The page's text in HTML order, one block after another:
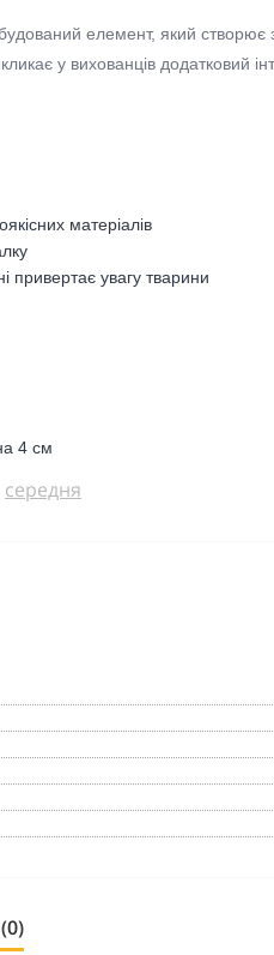
елемент, який
у вихованців додатковий
матеріалів
привертає увагу тварини
4 см
середня